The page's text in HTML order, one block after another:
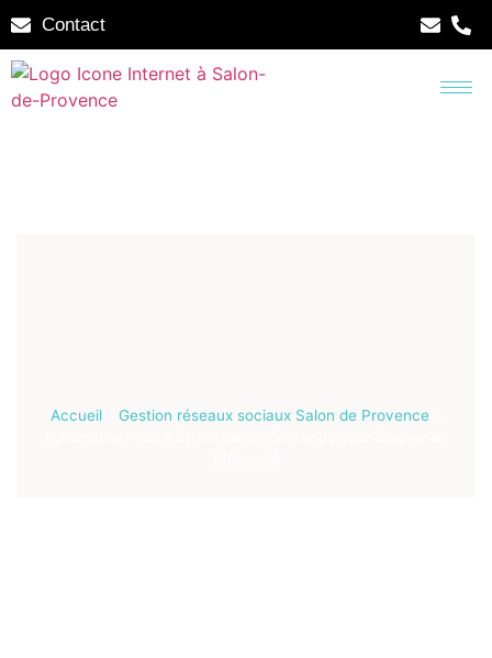
Contact
Accueil Gestion réseaux sociaux Salon de Provence